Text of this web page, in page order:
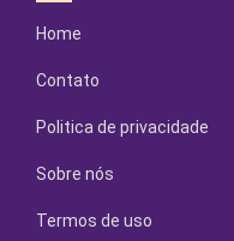
Home
Contato
Politica de privacidade
Sobre nós
Termos de uso